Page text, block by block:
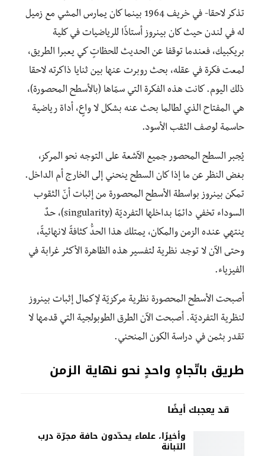
تذكر لاحقا- في خريف 1964 بينما كان يمارس المشي مع زميل
له في لندن حيث كان بينروز أستاذًا للرياضيات في كلية
بريكبيك، فعندما توقفا عن الحديث للحظاتٍ كي يعبرا الطريق،
لمعت فكرة في عقله، بحث روبرت عنها بين ثنايا ذاكرته لاحقا
ذلك اليوم. كانت هذه الفكرة التي سمّاها (بالأسطح المحصورة)،
هي المفتاح الذي لطالما بحث عنه بشكل لا واعٍ، أداة رياضية
حاسمة لوصف الثقب الأسود.
يُجبر السطح المحصور جميع الآشعة على التوجه نحو المركز،
بغض النظر عن ما إذا كان السطح ينحني إلى الخارج أم الداخل.
تمكن بينروز بواسطة الأسطح المحصورة من إثبات أنّ الثقوب
السوداء تخفي دائمًا بداخلها التفرديّة (singularity)، حدٌ
ينتهي عنده الزمن والمكان، يمتلك هذا الحدُّ كثافةً لانهائيةً،
وحتى الآن لا توجد نظرية لتفسير هذه الظاهرة الأكثر غرابة في
الفيزياء.
أصبحت الأسطح المحصورة نظرية مركزيّة لإكمال إثبات بينروز
لنظرية التفرديّة. أصبحت الآن الطرق الطوبولجية التي قدمها لا
تقدر بثمن في دراسة الكون المنحني.
طريق باتّجاهٍ واحدٍ نحو نهاية الزمن
قد يعجبك أيضًا
وأخيرًا، علماء يحدّدون حافة مجرّة درب
التبانة